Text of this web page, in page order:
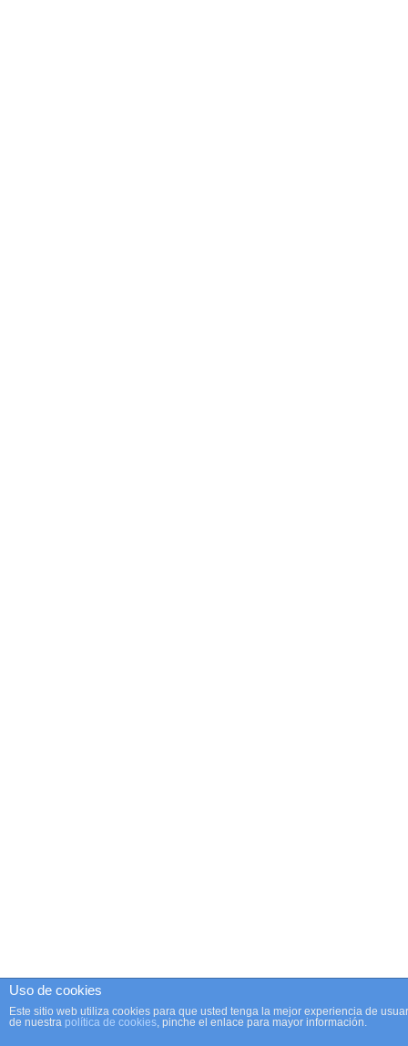
Uso de cookies
Este sitio web utiliza cookies para que usted tenga la mejor experiencia de
de nuestra política de cookies, pinche el enlace para mayor información.